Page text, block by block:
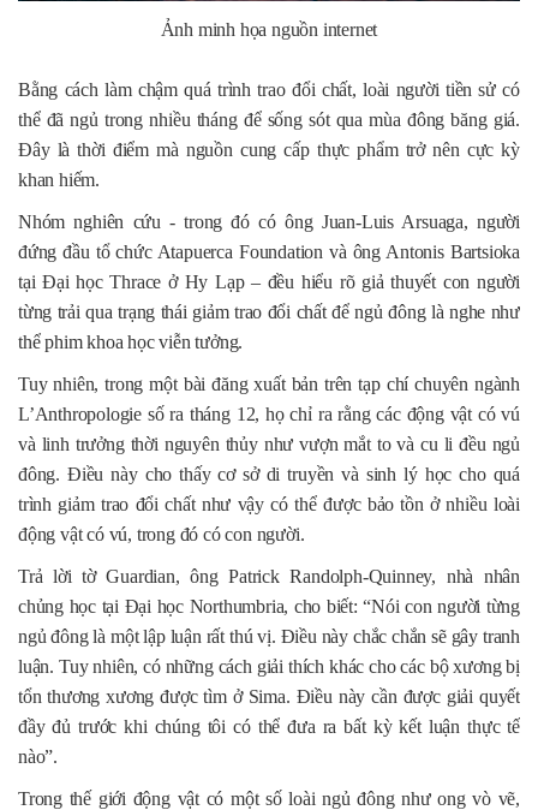
Ảnh minh họa nguồn internet
Bằng cách làm chậm quá trình trao đổi chất, loài người tiền sử có
thể đã ngủ trong nhiều tháng để sống sót qua mùa đông băng giá.
Đây là thời điểm mà nguồn cung cấp thực phẩm trở nên cực kỳ
khan hiếm.
Nhóm nghiên cứu - trong đó có ông Juan-Luis Arsuaga, người
đứng đầu tổ chức Atapuerca Foundation và ông Antonis Bartsioka
tại Đại học Thrace ở Hy Lạp – đều hiểu rõ giả thuyết con người
từng trải qua trạng thái giảm trao đổi chất để ngủ đông là nghe như
thể phim khoa học viễn tưởng.
Tuy nhiên, trong một bài đăng xuất bản trên tạp chí chuyên ngành
L’Anthropologie số ra tháng 12, họ chỉ ra rằng các động vật có vú
và linh trưởng thời nguyên thủy như vượn mắt to và cu li đều ngủ
đông. Điều này cho thấy cơ sở di truyền và sinh lý học cho quá
trình giảm trao đổi chất như vậy có thể được bảo tồn ở nhiều loài
động vật có vú, trong đó có con người.
Trả lời tờ Guardian, ông Patrick Randolph-Quinney, nhà nhân
chủng học tại Đại học Northumbria, cho biết: “Nói con người từng
ngủ đông là một lập luận rất thú vị. Điều này chắc chắn sẽ gây tranh
luận. Tuy nhiên, có những cách giải thích khác cho các bộ xương bị
tổn thương xương được tìm ở Sima. Điều này cần được giải quyết
đầy đủ trước khi chúng tôi có thể đưa ra bất kỳ kết luận thực tế
nào”.
Trong thế giới động vật có một số loài ngủ đông như ong vò vẽ,